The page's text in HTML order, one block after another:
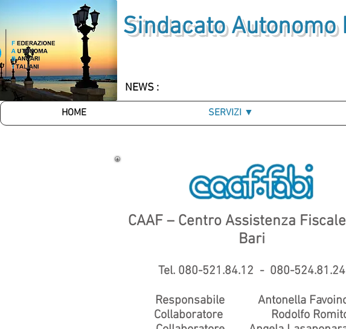
Sindacato
NEWS :
HOME SERVIZI ▼
CAAF – Centro Assistenza
Bari
Tel. 080-521.84.12 - 080-524.81.24
Responsabile Antonella
Collaboratore Rodolfo